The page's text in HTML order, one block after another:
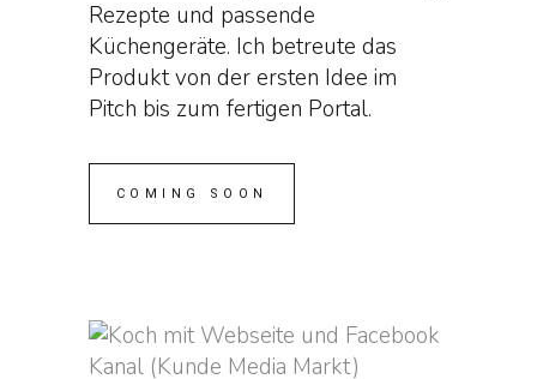
Rezepte und passende
Küchengeräte. Ich betreute das
Produkt von der ersten Idee im
Pitch bis zum fertigen Portal.
COMING SOON